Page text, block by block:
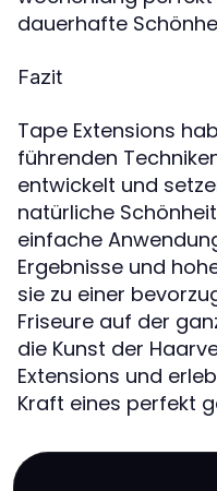
dauerhafte
Fazit
Tape Extensions
führenden
entwickelt und
natürliche
einfache
Ergebnisse und
sie zu einer
Friseure auf der
die Kunst der
Extensions und
Kraft eines perfekt